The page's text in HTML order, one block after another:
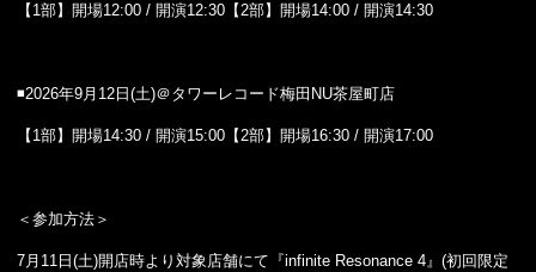
【1部】開場12:00 / 開演12:30【2部】開場14:00 / 開演14:30
◾️2026年9月12日(土)＠タワーレコード梅田NU茶屋町店
【1部】開場14:30 / 開演15:00【2部】開場16:30 / 開演17:00
＜参加方法＞
7月11日(土)開店時より対象店舗にて『infinite Resonance 4』(初回限定